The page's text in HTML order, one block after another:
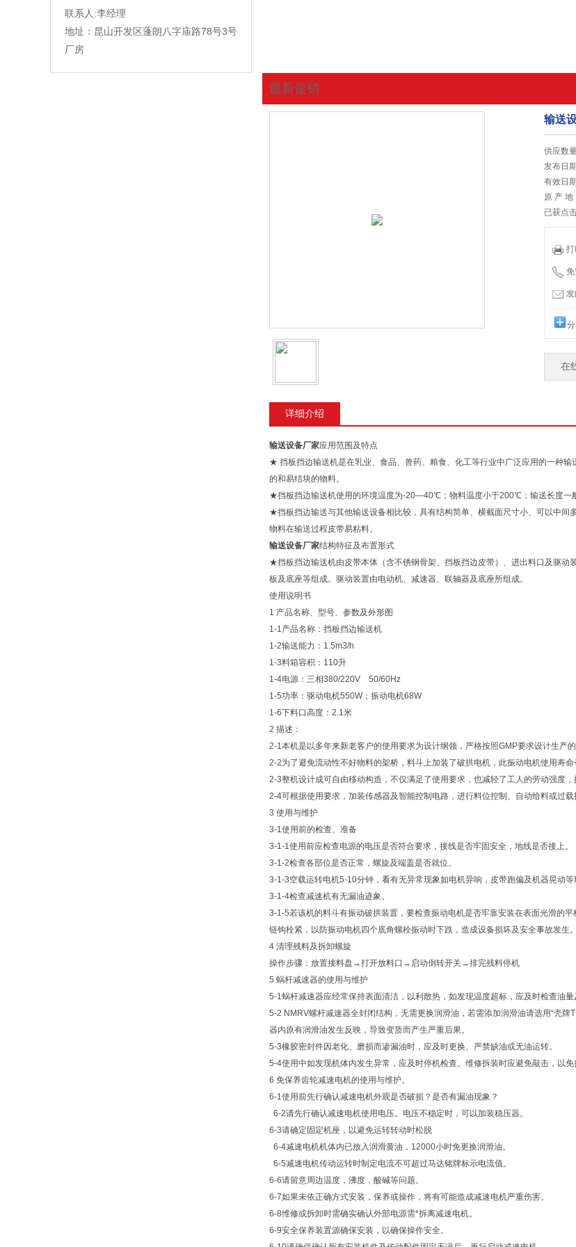
联系人:李经理
地址：昆山开发区蓬朗八字庙路78号3号
厂房
最新促销
输送
供应数
发布日
有效日
原 产 地
已获点
分
在
详细介绍
输送设备厂家应用范围及特点
★ 挡板挡边输送机是在乳业、食品、兽药、粮食、化工等行业中广泛应用的一种
的和易结块的物料。
★挡板挡边输送机使用的环境温度为-20—40℃；物料温度小于200℃；输送长度一
★挡板挡边输送与其他输送设备相比较，具有结构简单、横截面尺寸小、可以中
物料在输送过程皮带易粘料。
输送设备厂家结构特征及布置形式
★挡板挡边输送机由皮带本体（含不锈钢骨架、挡板挡边皮带）、进出料口及驱
板及底座等组成。驱动装置由电动机、减速器、联轴器及底座所组成。
使用说明书
1 产品名称、型号、参数及外形图
1-1产品名称：挡板挡边输送机
1-2输送能力：1.5m3/h
1-3料箱容积：110升
1-4电源：三相380/220V 50/60Hz
1-5功率：驱动电机550W；振动电机68W
1-6下料口高度：2.1米
2 描述：
2-1本机是以多年来新老客户的使用要求为设计纲领，严格按照GMP要求设计生产
2-2为了避免流动性不好物料的架桥，料斗上加装了破拱电机，此振动电机使用寿命
2-3整机设计成可自由移动构造，不仅满足了使用要求，也减轻了工人的劳动强度，
2-4可根据使用要求，加装传感器及智能控制电路，进行料位控制、自动给料或过载
3 使用与维护
3-1使用前的检查、准备
3-1-1使用前应检查电源的电压是否符合要求，接线是否牢固安全，地线是否接上。
3-1-2检查各部位是否正常，螺旋及端盖是否就位。
3-1-3空载运转电机5-10分钟，看有无异常现象如电机异响，皮带跑偏及机器晃动等
3-1-4检查减速机有无漏油迹象。
3-1-5若该机的料斗有振动破拱装置，要检查振动电机是否牢靠安装在表面光滑的
链钩栓紧，以防振动电机四个底角螺栓振动时下跌，造成设备损坏及安全事故发生。
4 清理残料及拆卸螺旋
操作步骤：放置接料盘→打开放料口→启动倒转开关→排完残料停机
5 蜗杆减速器的使用与维护
5-1蜗杆减速器应经常保持表面清洁，以利散热，如发现温度超标，应及时检查油
5-2 NMRV螺杆减速器全封闭结构，无需更换润滑油，若需添加润滑油请选用“壳
器内原有润滑油发生反映，导致变质而产生严重后果。
5-3橡胶密封件因老化、磨损而渗漏油时，应及时更换、严禁缺油或无油运转。
5-4使用中如发现机体内发生异常，应及时停机检查。维修拆装时应避免敲击，以免
6 免保养齿轮减速电机的使用与维护。
6-1使用前先行确认减速电机外观是否破损？是否有漏油现象？
6-2请先行确认减速电机使用电压。电压不稳定时，可以加装稳压器。
6-3请确定固定机座，以避免运转转动时松脱
6-4减速电机机体内已放入润滑黄油，12000小时免更换润滑油。
6-5减速电机传动运转时制定电流不可超过马达铭牌标示电流值。
6-6请留意周边温度，沸度，酸碱等问题。
6-7如果未依正确方式安装，保养或操作，将有可能造成减速电机严重伤害。
6-8维修或拆卸时需确实确认外部电源需*拆离减速电机。
6-9安全保养装置源确保安装，以确保操作安全。